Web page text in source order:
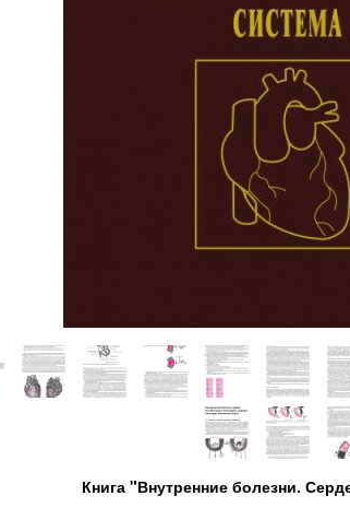
Книга "Внутренние болезни.